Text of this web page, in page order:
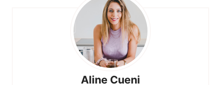
Aline Cueni